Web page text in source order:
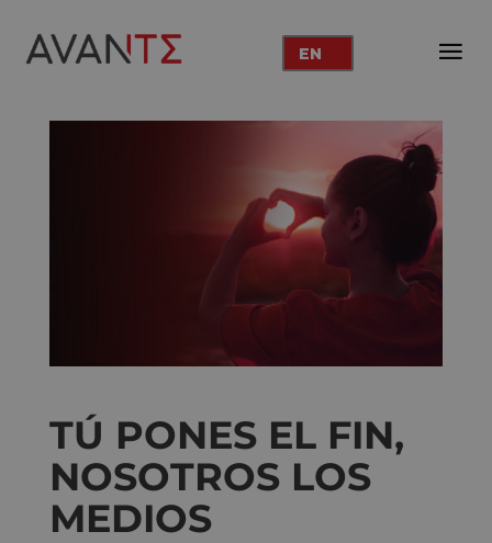
EN
TÚ PONES EL FIN,
NOSOTROS LOS
MEDIOS